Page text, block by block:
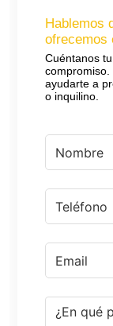
Hablemos
ofrecemos
Cuéntanos
ayudarte a
o inquilino.